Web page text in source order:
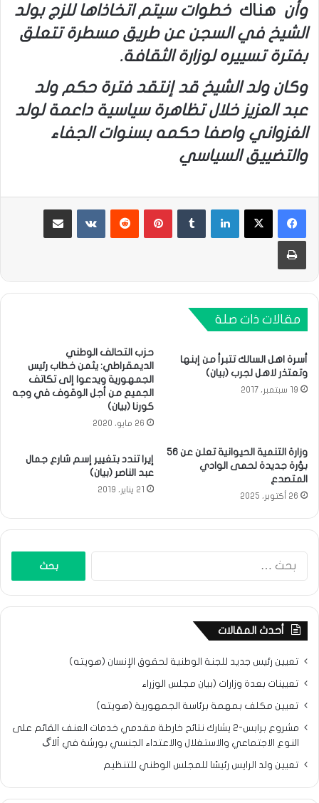
وأن هناك خطوات سيتم اتخاذاها للزج بولد
الشيخ في السجن عن طريق مسطرة تتعلق
بفترة تسييره لوزارة الثقافة.
وكان ولد الشيخ قد إنتقد فترة حكم ولد
عبد العزيز خلال تظاهرة سياسية داعمة لولد
الغزواني واصفا حكمه بسنوات الجفاء
والتضييق السياسي
لينكدإن بينتيريست مشاركة عبر البريد
طباعة
مقالات ذات صلة
أسرة اهل السالك تتبرأ من إبنها
وتعتذر لاهل لجرب (بيان)
19 سبتمبر، 2017
حزب التحالف الوطني
الديمقراطي: يثمن خطاب رئيس
الجمهورية ويدعوا إلى تكاتف
الجميع من أجل الوقوف في وجه
كورنا (بيان)
26 مايو، 2020
وزارة التنمية الحيوانية تعلن عن 56
بؤرة جديدة لحمى الوادي
المتصدع
26 أكتوبر، 2025
إيرا تندد بتغيير إسم شارع جمال
عبد الناصر (بيان)
21 يناير، 2019
أحدث المقالات
تعيين رئيس جديد للجنة الوطنية لحقوق الإنسان (هويته)
تعيينات بعدة وزارات (بيان مجلس الوزراء
تعيين مكلف بمهمة برئاسة الجمهورية (هويته)
مشروع برابس-2 يشارك نتائح خارطة مقدمي خدمات العنف القائم على
النوع الاجتماعي والاستغلال والاعتداء الجنسي بورشة في ألاگ
تعيين ولد الرايس رئيسًا للمجلس الوطني للتنظيم